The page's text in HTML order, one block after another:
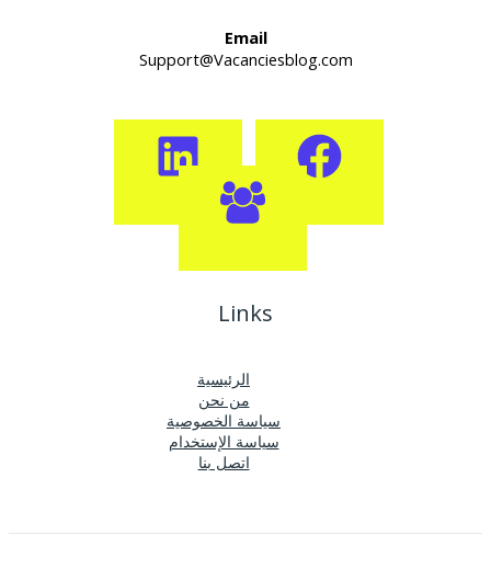
Email
Support@Vacanciesblog.com
Links
الرئيسية
من نحن
سياسة الخصوصية
سياسة الإستخدام
اتصل بنا